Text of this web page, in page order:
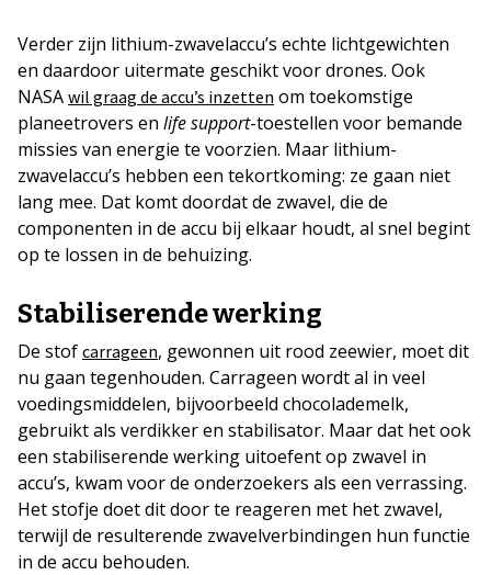
Verder zijn lithium-zwavelaccu’s echte lichtgewichten
en daardoor uitermate geschikt voor drones. Ook
NASA wil graag de accu’s inzetten om toekomstige
planeetrovers en life support-toestellen voor bemande
missies van energie te voorzien. Maar lithium-
zwavelaccu’s hebben een tekortkoming: ze gaan niet
lang mee. Dat komt doordat de zwavel, die de
componenten in de accu bij elkaar houdt, al snel begint
op te lossen in de behuizing.
Stabiliserende werking
De stof carrageen, gewonnen uit rood zeewier, moet dit
nu gaan tegenhouden. Carrageen wordt al in veel
voedingsmiddelen, bijvoorbeeld chocolademelk,
gebruikt als verdikker en stabilisator. Maar dat het ook
een stabiliserende werking uitoefent op zwavel in
accu’s, kwam voor de onderzoekers als een verrassing.
Het stofje doet dit door te reageren met het zwavel,
terwijl de resulterende zwavelverbindingen hun functie
in de accu behouden.